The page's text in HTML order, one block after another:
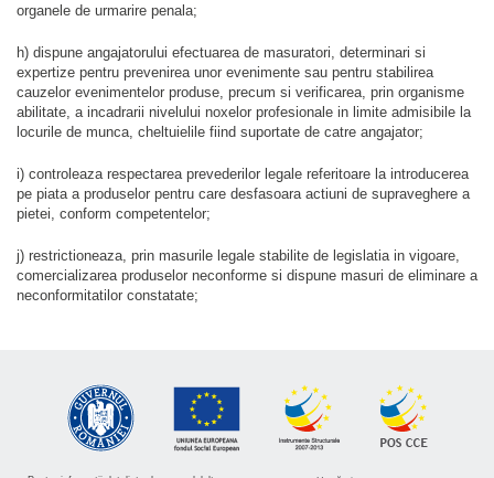
organele de urmarire penala;
h) dispune angajatorului efectuarea de masuratori, determinari si
expertize pentru prevenirea unor evenimente sau pentru stabilirea
cauzelor evenimentelor produse, precum si verificarea, prin organisme
abilitate, a incadrarii nivelului noxelor profesionale in limite admisibile la
locurile de munca, cheltuielile fiind suportate de catre angajator;
i) controleaza respectarea prevederilor legale referitoare la introducerea
pe piata a produselor pentru care desfasoara actiuni de supraveghere a
pietei, conform competentelor;
j) restrictioneaza, prin masurile legale stabilite de legislatia in vigoare,
comercializarea produselor neconforme si dispune masuri de eliminare a
neconformitatilor constatate;